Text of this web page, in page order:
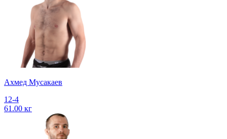
Ахмед Мусакаев
12-4
61.00 кг